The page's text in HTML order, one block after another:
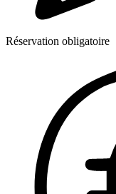
Réservation obligatoire